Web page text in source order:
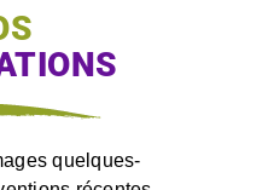
quelques-